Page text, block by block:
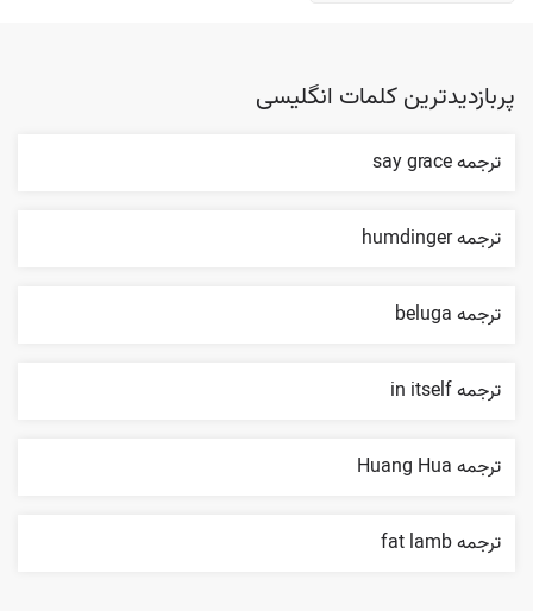
پربازدیدترین کلمات انگلیسی
ترجمه say grace
ترجمه humdinger
ترجمه beluga
ترجمه in itself
ترجمه Huang Hua
ترجمه fat lamb